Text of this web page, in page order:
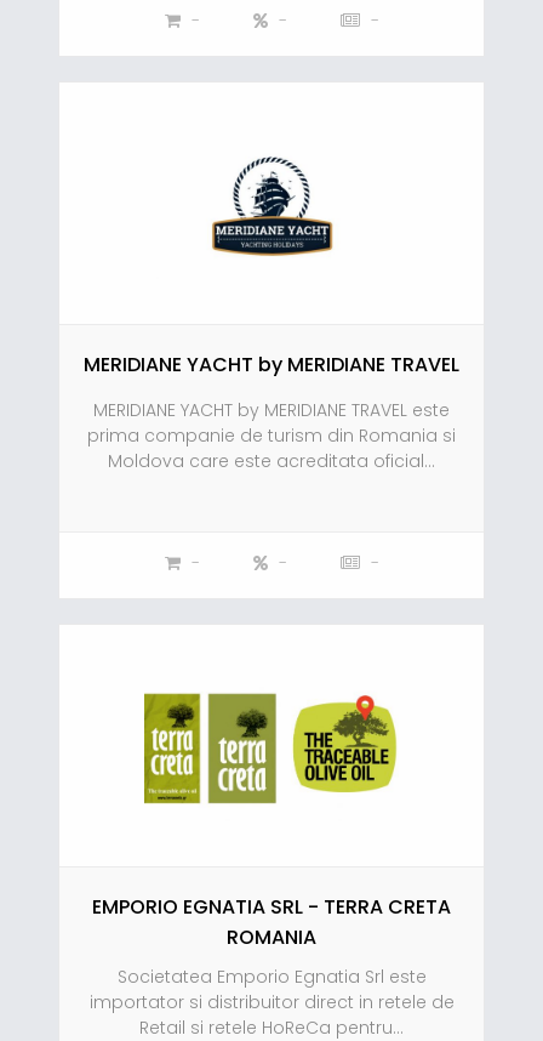
- - -
MERIDIANE YACHT by MERIDIANE TRAVEL
MERIDIANE YACHT by MERIDIANE TRAVEL este
prima companie de turism din Romania si
Moldova care este acreditata oficial...
- - -
EMPORIO EGNATIA SRL - TERRA CRETA
ROMANIA
Societatea Emporio Egnatia Srl este
importator si distribuitor direct in retele de
Retail si retele HoReCa pentru...